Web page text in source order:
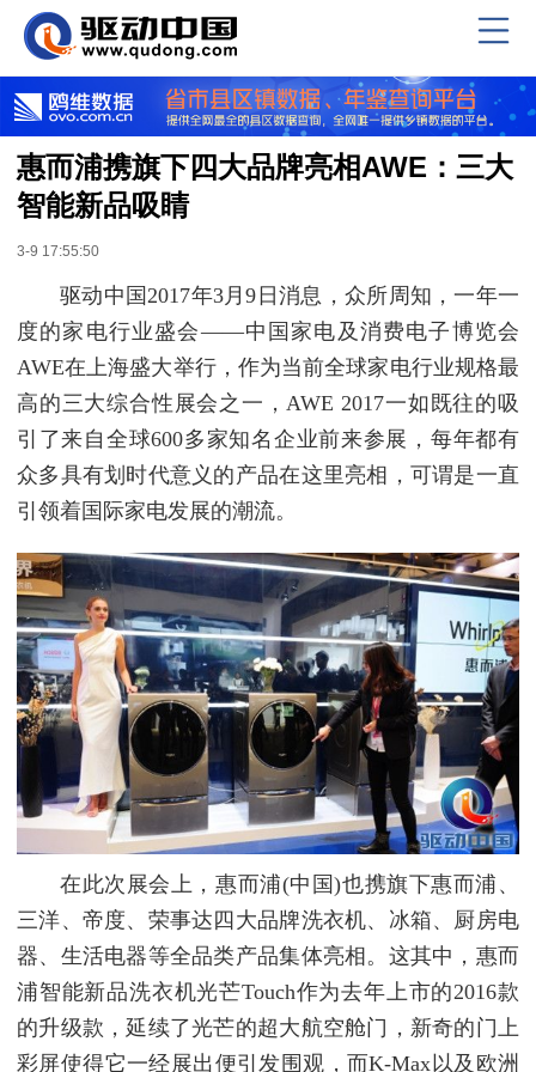
惠而浦携旗下四大品牌亮相AWE：三大
智能新品吸睛
3-9 17:55:50
驱动中国2017年3月9日消息，众所周知，一年一
度的家电行业盛会——中国家电及消费电子博览会
AWE在上海盛大举行，作为当前全球家电行业规格最
高的三大综合性展会之一，AWE 2017一如既往的吸
引了来自全球600多家知名企业前来参展，每年都有
众多具有划时代意义的产品在这里亮相，可谓是一直
引领着国际家电发展的潮流。
在此次展会上，惠而浦(中国)也携旗下惠而浦、
三洋、帝度、荣事达四大品牌洗衣机、冰箱、厨房电
器、生活电器等全品类产品集体亮相。这其中，惠而
浦智能新品洗衣机光芒Touch作为去年上市的2016款
的升级款，延续了光芒的超大航空舱门，新奇的门上
彩屏使得它一经展出便引发围观，而K-Max以及欧洲